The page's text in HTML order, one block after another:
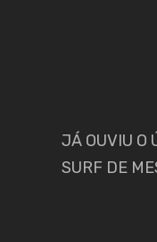
JÁ OUVIU O
SURF DE